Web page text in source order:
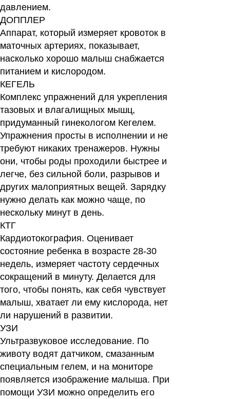
давлением.
ДОППЛЕР
Аппарат, который измеряет кровоток в
маточных артериях, показывает,
насколько хорошо малыш снабжается
питанием и кислородом.
КЕГЕЛЬ
Комплекс упражнений для укрепления
тазовых и влагалищных мышц,
придуманный гинекологом Кегелем.
Упражнения просты в исполнении и не
требуют никаких тренажеров. Нужны
они, чтобы роды проходили быстрее и
легче, без сильной боли, разрывов и
других малоприятных вещей. Зарядку
нужно делать как можно чаще, по
нескольку минут в день.
КТГ
Кардиотокография. Оценивает
состояние ребенка в возрасте 28-30
недель, измеряет частоту сердечных
сокращений в минуту. Делается для
того, чтобы понять, как себя чувствует
малыш, хватает ли ему кислорода, нет
ли нарушений в развитии.
УЗИ
Ультразвуковое исследование. По
животу водят датчиком, смазанным
специальным гелем, и на мониторе
появляется изображение малыша. При
помощи УЗИ можно определить его